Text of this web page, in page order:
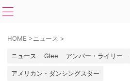
HOME >ニュース >
ニュース Glee アンバー・ライリー
アメリカン・ダンシングスター